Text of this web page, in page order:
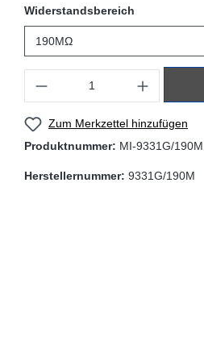
Widerstandsbereich
Zum Merkzettel hinzufügen
Produktnummer: MI-9331G/190M
Herstellernummer: 9331G/190M